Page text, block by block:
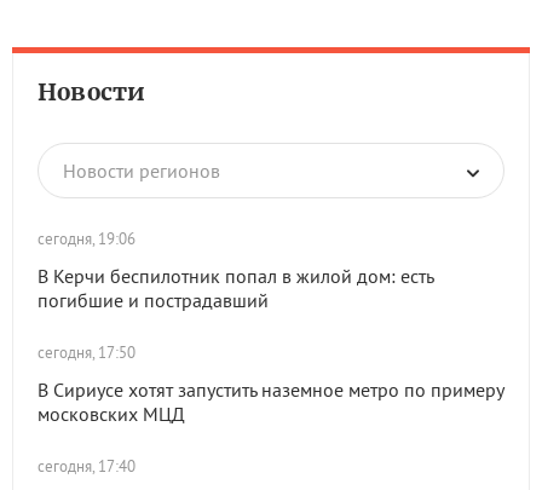
Новости
Новости регионов
сегодня, 19:06
В Керчи беспилотник попал в жилой дом: есть
погибшие и пострадавший
сегодня, 17:50
В Сириусе хотят запустить наземное метро по примеру
московских МЦД
сегодня, 17:40